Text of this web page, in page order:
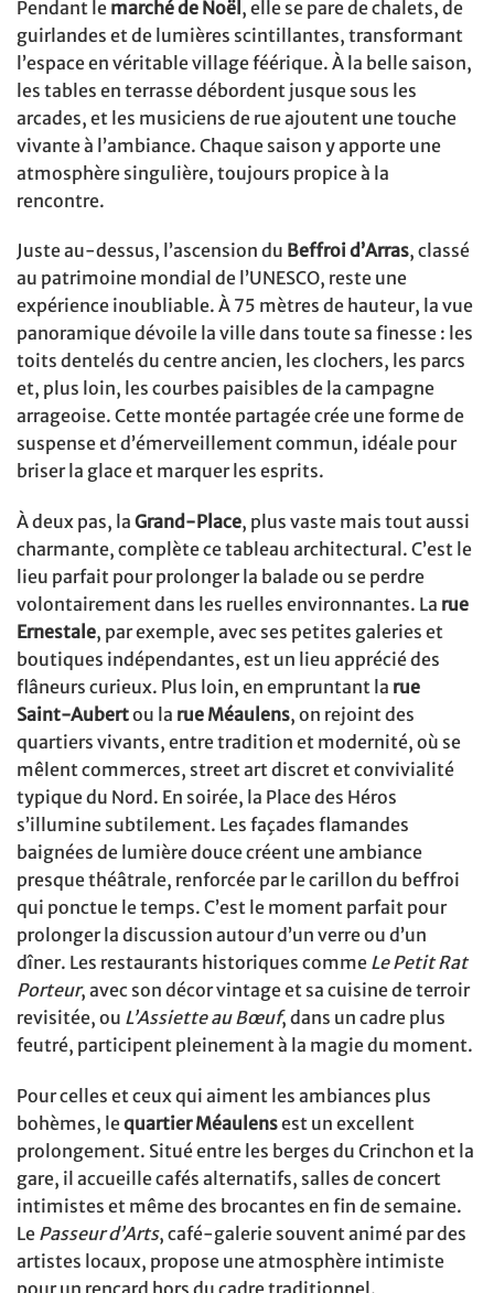
Pendant le marché de Noël, elle se pare de chalets, de
guirlandes et de lumières scintillantes, transformant
l’espace en véritable village féérique. À la belle saison,
les tables en terrasse débordent jusque sous les
arcades, et les musiciens de rue ajoutent une touche
vivante à l’ambiance. Chaque saison y apporte une
atmosphère singulière, toujours propice à la
rencontre.
Juste au-dessus, l’ascension du Beffroi d’Arras, classé
au patrimoine mondial de l’UNESCO, reste une
expérience inoubliable. À 75 mètres de hauteur, la vue
panoramique dévoile la ville dans toute sa finesse : les
toits dentelés du centre ancien, les clochers, les parcs
et, plus loin, les courbes paisibles de la campagne
arrageoise. Cette montée partagée crée une forme de
suspense et d’émerveillement commun, idéale pour
briser la glace et marquer les esprits.
À deux pas, la Grand-Place, plus vaste mais tout aussi
charmante, complète ce tableau architectural. C’est le
lieu parfait pour prolonger la balade ou se perdre
volontairement dans les ruelles environnantes. La rue
Ernestale, par exemple, avec ses petites galeries et
boutiques indépendantes, est un lieu apprécié des
flâneurs curieux. Plus loin, en empruntant la rue
Saint-Aubertou la rue Méaulens, on rejoint des
quartiers vivants, entre tradition et modernité, où se
mêlent commerces, street art discret et convivialité
typique du Nord. En soirée, la Place des Héros
s’illumine subtilement. Les façades flamandes
baignées de lumière douce créent une ambiance
presque théâtrale, renforcée par le carillon du beffroi
qui ponctue le temps. C’est le moment parfait pour
prolonger la discussion autour d’un verre ou d’un
dîner. Les restaurants historiques comme Le Petit Rat
Porteur, avec son décor vintage et sa cuisine de terroir
revisitée, ou L’Assiette au Bœuf, dans un cadre plus
feutré, participent pleinement à la magie du moment.
Pour celles et ceux qui aiment les ambiances plus
bohèmes, lequartier Méaulensest un excellent
prolongement. Situé entre les berges du Crinchon et la
gare, il accueille cafés alternatifs, salles de concert
intimistes et même des brocantes en fin de semaine.
Le Passeur d’Arts, café-galerie souvent animé par des
artistes locaux, propose une atmosphère intimiste